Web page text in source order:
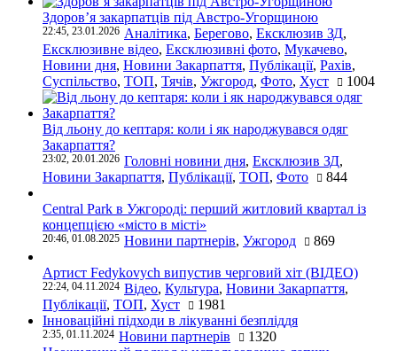
Здоров’я закарпатців під Австро-Угорщиною
22:45, 23.01.2026 Аналітика, Берегово, Ексклюзив ЗД,
Ексклюзивне відео, Ексклюзивні фото, Мукачево,
Новини дня, Новини Закарпаття, Публікації, Рахів,
Суспільство, ТОП, Тячів, Ужгород, Фото, Хуст 1004
Від льону до кептаря: коли і як народжувався одяг
Закарпаття?
23:02, 20.01.2026 Головні новини дня, Ексклюзив ЗД,
Новини Закарпаття, Публікації, ТОП, Фото 844
Central Park в Ужгороді: перший житловий квартал із
концепцією «місто в місті»
20:46, 01.08.2025 Новини партнерів, Ужгород 869
Артист Fedykovych випустив черговий хіт (ВІДЕО)
22:24, 04.11.2024 Відео, Культура, Новини Закарпаття,
Публікації, ТОП, Хуст
1981
Інноваційні підходи в лікуванні безпліддя
2:35, 01.11.2024 Новини партнерів
1320